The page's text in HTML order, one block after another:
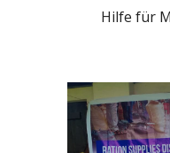
Hilfe für